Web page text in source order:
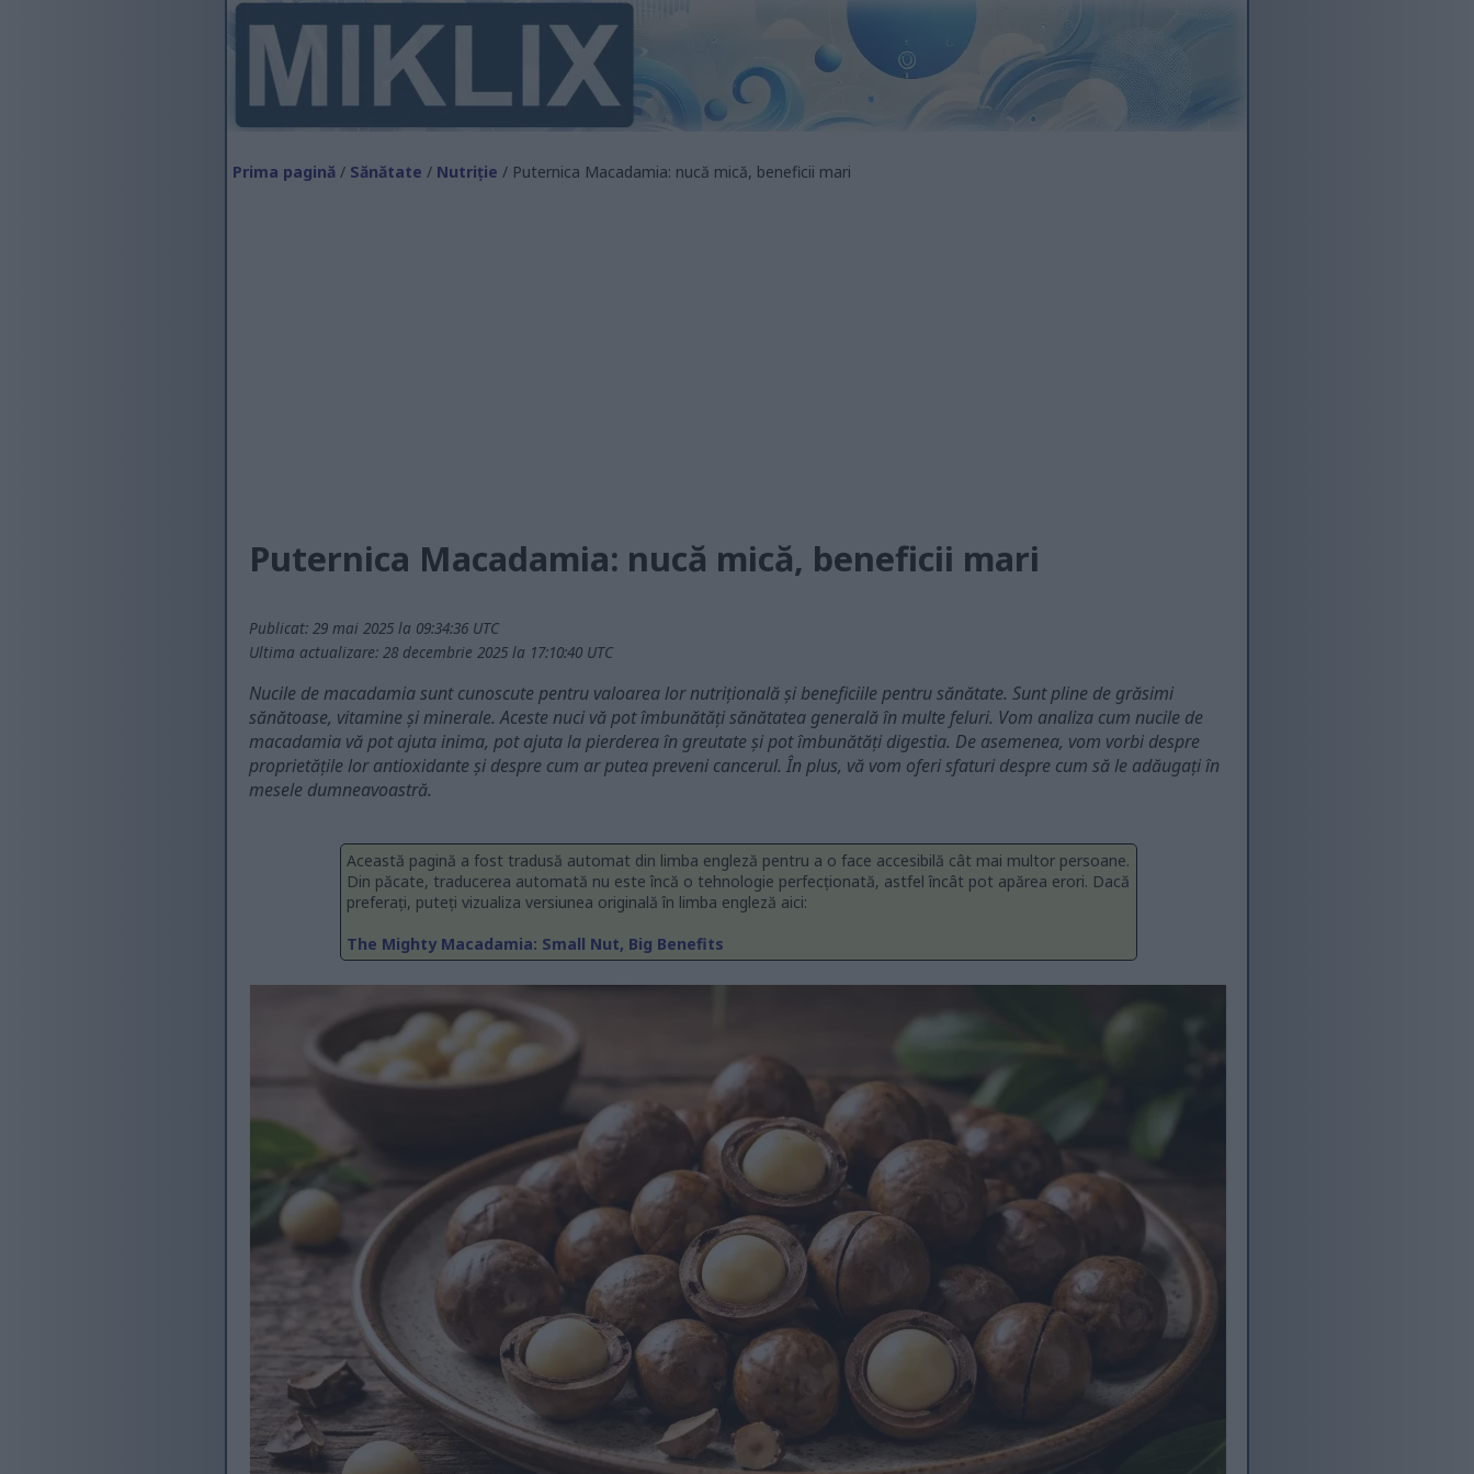
Prima pagină / Sănătate / Nutriție / Puternica Macadamia: nucă mică, beneficii mari
Puternica Macadamia: nucă mică, beneficii mari
Publicat: 29 mai 2025 la 09:34:36 UTC
Ultima actualizare: 28 decembrie 2025 la 17:10:40 UTC
Nucile de macadamia sunt cunoscute pentru valoarea lor nutrițională și beneficiile pentru sănătate. Sunt pline de grăsimi
sănătoase, vitamine și minerale. Aceste nuci vă pot îmbunătăți sănătatea generală în multe feluri. Vom analiza cum nucile de
macadamia vă pot ajuta inima, pot ajuta la pierderea în greutate și pot îmbunătăți digestia. De asemenea, vom vorbi despre
proprietățile lor antioxidante și despre cum ar putea preveni cancerul. În plus, vă vom oferi sfaturi despre cum să le adăugați în
mesele dumneavoastră.
Această pagină a fost tradusă automat din limba engleză pentru a o face accesibilă cât mai multor persoane.
Din păcate, traducerea automată nu este încă o tehnologie perfecționată, astfel încât pot apărea erori. Dacă
preferați, puteți vizualiza versiunea originală în limba engleză aici:
The Mighty Macadamia: Small Nut, Big Benefits